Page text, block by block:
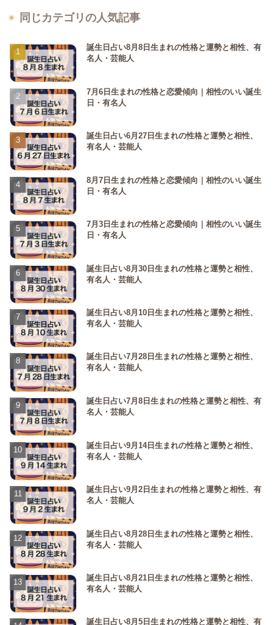
同じカテゴリの人気記事
誕生日占い8月8日生まれの性格と運勢と相性、有
名人・芸能人
7月6日生まれの性格と恋愛傾向｜相性のいい誕生
日・有名人
誕生日占い6月27日生まれの性格と運勢と相性、
有名人・芸能人
8月7日生まれの性格と恋愛傾向｜相性のいい誕生
日・有名人
7月3日生まれの性格と恋愛傾向｜相性のいい誕生
日・有名人
誕生日占い8月30日生まれの性格と運勢と相性、
有名人・芸能人
誕生日占い8月10日生まれの性格と運勢と相性、
有名人・芸能人
誕生日占い7月28日生まれの性格と運勢と相性、
有名人・芸能人
誕生日占い7月8日生まれの性格と運勢と相性、有
名人・芸能人
誕生日占い9月14日生まれの性格と運勢と相性、
有名人・芸能人
誕生日占い9月2日生まれの性格と運勢と相性、有
名人・芸能人
誕生日占い8月28日生まれの性格と運勢と相性、
有名人・芸能人
誕生日占い8月21日生まれの性格と運勢と相性、
有名人・芸能人
誕生日占い8月5日生まれの性格と運勢と相性、有